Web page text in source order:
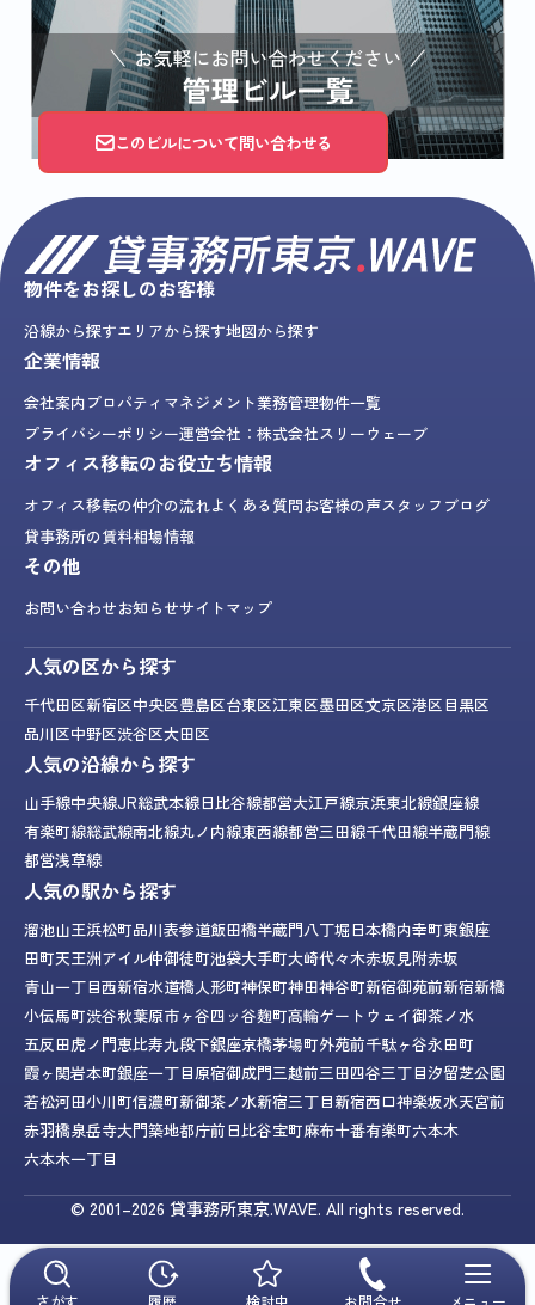
さがす 履歴 検討中 お問合せ メニュー
このビルについて問い合わせる
物件をお探しのお客様
沿線から探すエリアから探す地図から探す
企業情報
会社案内プロパティマネジメント業務管理物件一覧
プライバシーポリシー運営会社：株式会社スリーウェーブ
オフィス移転のお役立ち情報
オフィス移転の仲介の流れよくある質問お客様の声スタッフブログ
貸事務所の賃料相場情報
その他
お問い合わせお知らせサイトマップ
人気の区から探す
千代田区新宿区中央区豊島区台東区江東区墨田区文京区港区目黒区
品川区中野区渋谷区大田区
人気の沿線から探す
山手線中央線JR総武本線日比谷線都営大江戸線京浜東北線銀座線
有楽町線総武線南北線丸ノ内線東西線都営三田線千代田線半蔵門線
都営浅草線
人気の駅から探す
溜池山王浜松町品川表参道飯田橋半蔵門八丁堀日本橋内幸町東銀座
田町天王洲アイル仲御徒町池袋大手町大崎代々木赤坂見附赤坂
青山一丁目西新宿水道橋人形町神保町神田神谷町新宿御苑前新宿新橋
小伝馬町渋谷秋葉原市ヶ谷四ッ谷麹町高輪ゲートウェイ御茶ノ水
五反田虎ノ門恵比寿九段下銀座京橋茅場町外苑前千駄ヶ谷永田町
霞ヶ関岩本町銀座一丁目原宿御成門三越前三田四谷三丁目汐留芝公園
若松河田小川町信濃町新御茶ノ水新宿三丁目新宿西口神楽坂水天宮前
赤羽橋泉岳寺大門築地都庁前日比谷宝町麻布十番有楽町六本木
六本木一丁目
© 2001–2026 貸事務所東京.WAVE. All rights reserved.